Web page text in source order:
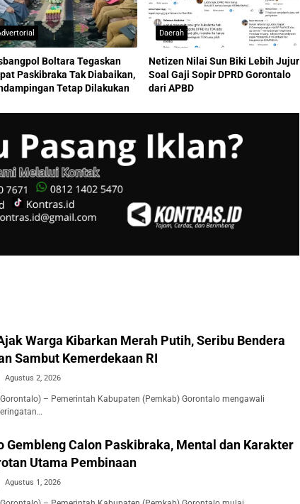
Boltara Tegaskan
Paskibraka Tak Diabaikan,
Tetap Dilakukan
Daerah
Netizen Nilai Sun Biki Lebih Jujur
Soal Gaji Sopir DPRD Gorontalo
dari APBD
Warga Kibarkan Merah Putih, Seribu Bendera
Sambut Kemerdekaan RI
Agustus 2, 2026
– Pemerintah Kabupaten (Pemkab) Gorontalo mengawali
Gembleng Calon Paskibraka, Mental dan Karakter
Utama Pembinaan
Agustus 1, 2026